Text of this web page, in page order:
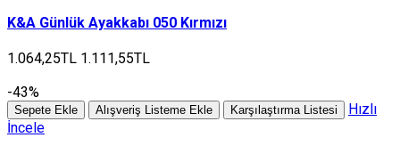
K&A Günlük Ayakkabı 050 Kırmızı
1.064,25TL 1.111,55TL
-43%
Sepete Ekle Alışveriş Listeme Ekle Karşılaştırma Listesi
Hızlı
İncele